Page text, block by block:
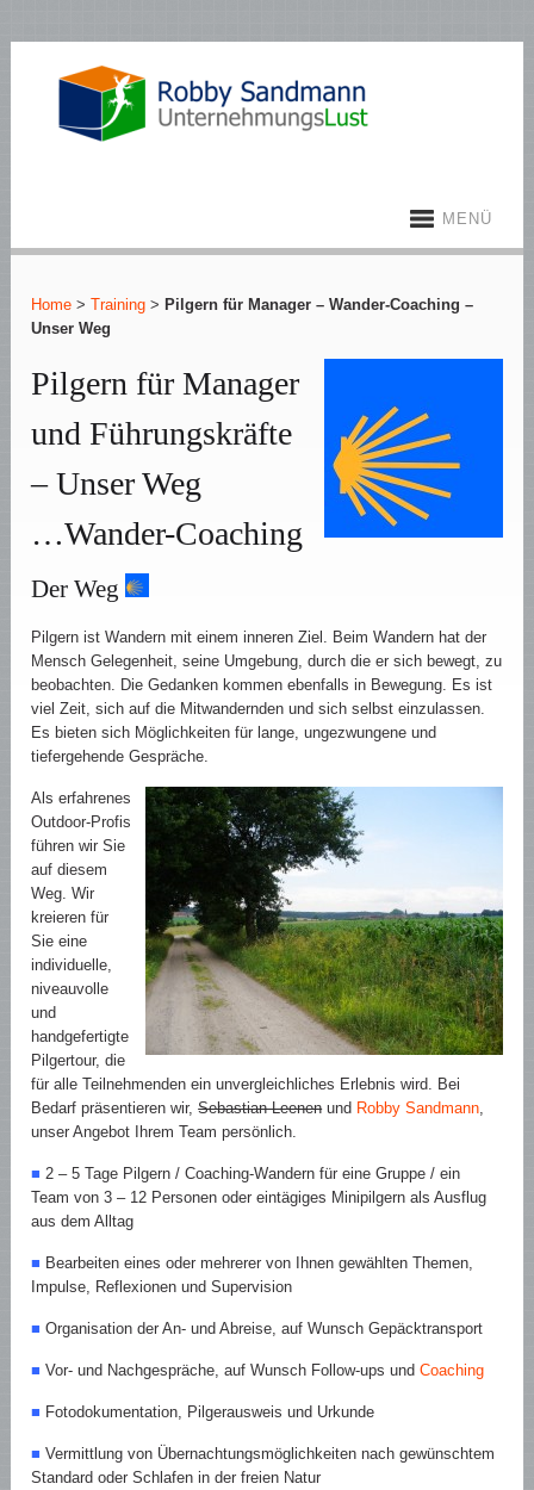
MENÜ
Home >Training > Pilgern für Manager – Wander-Coaching –
Unser Weg
Pilgern für Manager
und Führungskräfte
– Unser Weg
…Wander-Coaching
Der Weg
Pilgern ist Wandern mit einem inneren Ziel. Beim Wandern hat der
Mensch Gelegenheit, seine Umgebung, durch die er sich bewegt, zu
beobachten. Die Gedanken kommen ebenfalls in Bewegung. Es ist
viel Zeit, sich auf die Mitwandernden und sich selbst einzulassen.
Es bieten sich Möglichkeiten für lange, ungezwungene und
tiefergehende Gespräche.
Als erfahrenes
Outdoor-Profis
führen wir Sie
auf diesem
Weg. Wir
kreieren für
Sie eine
individuelle,
niveauvolle
und
handgefertigte
Pilgertour, die
für alle Teilnehmenden ein unvergleichliches Erlebnis wird. Bei
Bedarf präsentieren wir,Sebastian Leenenund Robby Sandmann,
unser Angebot Ihrem Team persönlich.
■ 2 – 5 Tage Pilgern / Coaching-Wandern für eine Gruppe / ein
Team von 3 – 12 Personen oder eintägiges Minipilgern als Ausflug
aus dem Alltag
■ Bearbeiten eines oder mehrerer von Ihnen gewählten Themen,
Impulse, Reflexionen und Supervision
■ Organisation der An- und Abreise, auf Wunsch Gepäcktransport
■ Vor- und Nachgespräche, auf Wunsch Follow-ups undCoaching
■ Fotodokumentation, Pilgerausweis und Urkunde
■ Vermittlung von Übernachtungsmöglichkeiten nach gewünschtem
Standard oder Schlafen in der freien Natur